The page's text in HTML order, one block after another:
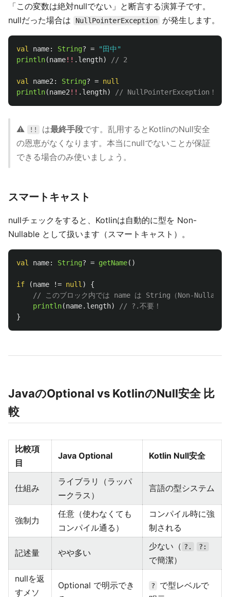
「この変数は絶対nullでない」と断言する演算子です。
nullだった場合は
NullPointerException が発生します。
val name: String? =
"田中"
println(name!! . length) // 2
val name2 : String? = null
println(name2 !! . length) // NullPointerException！
⚠️ !! は最終手段です。乱用するとKotlinのNull安全
の恩恵がなくなります。本当にnullでないことが保証
できる場合のみ使いましょう。
スマートキャスト
nullチェックをすると、Kotlinは自動的に型を Non-
Nullable として扱います（スマートキャスト）。
val name: String? = getName()
if (name != null )
{
// このブロック内では name は String（Non-Nullable
println(name. length)
// ?.不要！
}
JavaのOptional vs KotlinのNull安全 比
較
比較項
目
Java Optional Kotlin Null安全
仕組み
ライブラリ（ラッパ
ークラス）
言語の型システム
強制力
任意（使わなくても
コンパイル通る）
コンパイル時に強
制される
記述量 やや多い
少ない（ ?. ?:
で簡潔）
nullを返
すメソ
Optional で明示でき
?
で型レベルで